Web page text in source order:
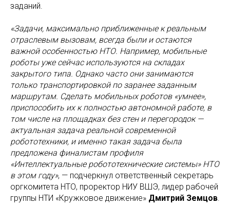
заданий.
«Задачи, максимально приближенные к реальным
отраслевым вызовам, всегда были и остаются
важной особенностью НТО. Например, мобильные
роботы уже сейчас используются на складах
закрытого типа. Однако часто они занимаются
только транспортировкой по заранее заданным
маршрутам. Сделать мобильных роботов «умнее»,
приспособить их к полностью автономной работе, в
том числе на площадках без стен и перегородок —
актуальная задача реальной современной
робототехники, и именно такая задача была
предложена финалистам профиля
«Интеллектуальные робототехнические системы» НТО
в этом году», — подчеркнул ответственный секретарь
оргкомитета НТО, проректор НИУ ВШЭ, лидер рабочей
группы НТИ «Кружковое движение» Дмитрий Земцов.